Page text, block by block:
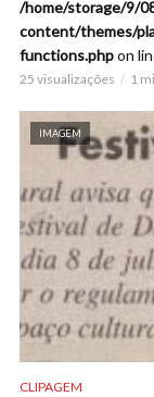
/home/storage/9/
content/themes/
functions.phpon
25 visualizações 1
IMAGEM
CLIPAGEM